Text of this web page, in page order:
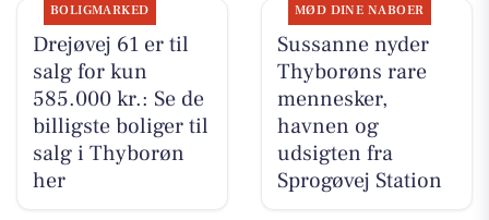
BOLIGMARKED
Drejøvej 61 er til
salg for kun
585.000 kr.: Se de
billigste boliger til
salg i Thyborøn
her
MØD DINE NABOER
Sussanne nyder
Thyborøns rare
mennesker,
havnen og
udsigten fra
Sprogøvej Station